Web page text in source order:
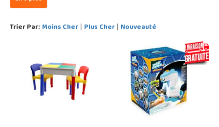
Trier Par: Moins Cher | Plus Cher | Nouveauté